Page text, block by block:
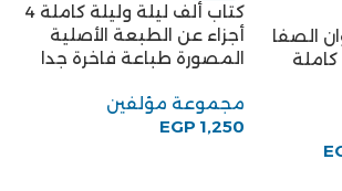
الصفا
كاملة
كتاب ألف ليلة وليلة كاملة 4
أجزاء عن الطبعة الأصلية
المصورة طباعة فاخرة جدا
مجموعة مؤلفين
EGP 1,250